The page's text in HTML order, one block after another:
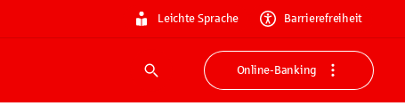
Leichte Sprache Barrierefreiheit
Suche
Online-Banking